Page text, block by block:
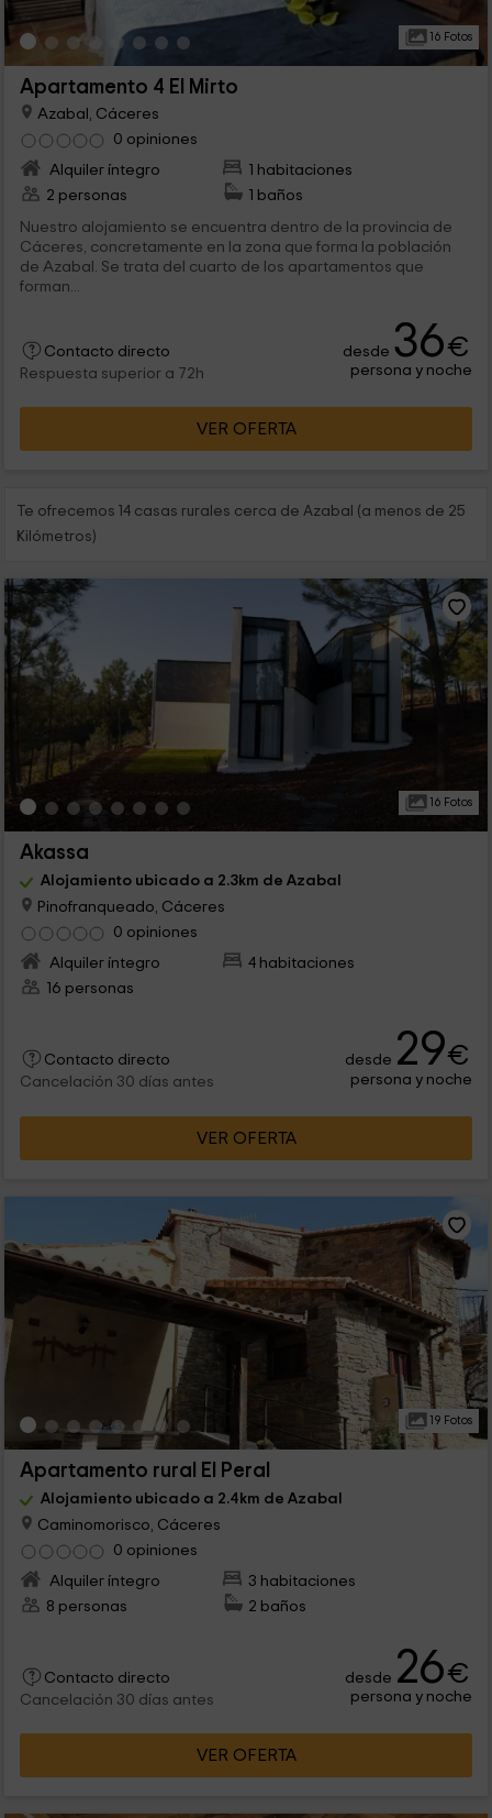
16 Fotos
Apartamento 4 El Mirto
Azabal, Cáceres
0 opiniones
Alquiler íntegro
1 habitaciones
2 personas
1 baños
Nuestro alojamiento se encuentra dentro de la provincia de
Cáceres, concretamente en la zona que forma la población
de Azabal. Se trata del cuarto de los apartamentos que
forman...
Contacto directo
Respuesta superior a 72h
desde 36€
persona y noche
VER OFERTA
Te ofrecemos 14 casas rurales cerca de Azabal (a menos de 25
Kilómetros)
16 Fotos
Akassa
Alojamiento ubicado a 2.3km de Azabal
Pinofranqueado, Cáceres
0 opiniones
Alquiler íntegro
4 habitaciones
16 personas
Contacto directo
Cancelación 30 días antes
desde 29€
persona y noche
VER OFERTA
19 Fotos
Apartamento rural El Peral
Alojamiento ubicado a 2.4km de Azabal
Caminomorisco, Cáceres
0 opiniones
Alquiler íntegro
3 habitaciones
8 personas
2 baños
Contacto directo
Cancelación 30 días antes
desde 26€
persona y noche
VER OFERTA